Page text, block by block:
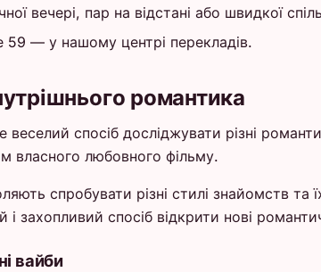
вечері, пар на відстані або швидкої
59 — у нашому центрі перекладів.
романтика
спосіб досліджувати різні
власного любовного фільму.
спробувати різні стилі
захопливий спосіб відкрити нові
вайби